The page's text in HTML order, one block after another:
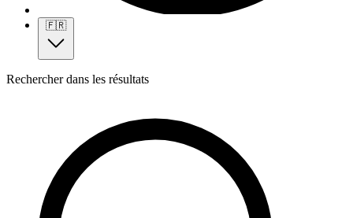
🇫🇷
Rechercher dans les résultats